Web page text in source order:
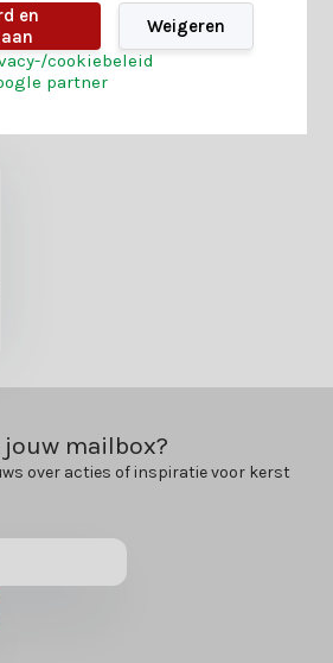
jouw mailbox?
over acties of inspiratie voor kerst
en
Weigeren
cookiebeleid
partner